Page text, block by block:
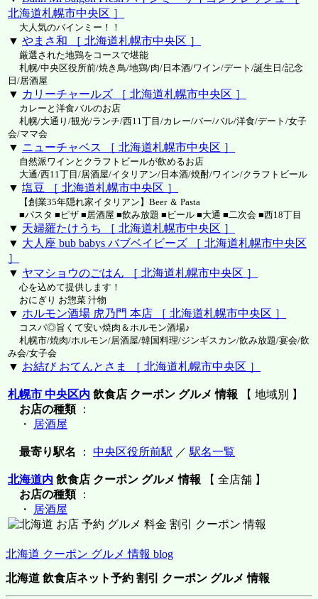
北海道札幌市中央区 ］
大人気のバインミー！！
▼ やまさ和 ［ 北海道札幌市中央区 ］
厳選された地鶏をコースで堪能
札幌/中央区役所前/焼き鳥/地鶏/肉/日本酒/ワイン/デート/誕生日/記念
日/居酒屋
▼ カリーチャールズ ［ 北海道札幌市中央区 ］
カレーと洋食バルのお店
札幌/大通り/観光/ランチ/西11丁目/カレー/バー/バル/洋食/デート/女子
会/ママ会
▼ ニューチャベス ［ 北海道札幌市中央区 ］
自然派ワインとクラフトビールが飲めるお店
大通/西11丁目/居酒屋/イタリアン/日本酒/焼酎/ワイン/クラフトビール
▼ 塩豆 ［ 北海道札幌市中央区 ］
【創業35年隠れ家イタリアン】Beer ＆ Pasta
■パスタ ■ピザ ■居酒屋 ■飲み放題 ■ビール ■大通 ■二次会 ■西18丁目
▼ 天婦羅たけうち ［ 北海道札幌市中央区 ］
▼ 大人座 bub babys バブベイビーズ ［ 北海道札幌市中央区
］
▼ ヤマショウのごはん ［ 北海道札幌市中央区 ］
心を込めて提供します！
おにぎり お惣菜 汁物
▼ ホルモン酒場 虎乃門 本店 ［ 北海道札幌市中央区 ］
コスパ◎旨くて安い焼肉＆ホルモン酒場♪
札幌市/焼肉/ホルモン/居酒屋/韓国料理/ジンギスカン/飲み放題/宴会/飲
み会/女子会
▼ お結び おてんとさま ［ 北海道札幌市中央区 ］
札幌市 中央区内 飲食店 クーポン グルメ 情報 【 地域別 】
お店の種類：
・
居酒屋
最寄り駅名 ： 中央区役所前駅 ／ 駅名一覧
北海道内 飲食店 クーポン グルメ 情報 【 全店舗 】
お店の種類：
・
居酒屋
北海道 クーポン グルメ 情報 blog
北海道 飲食店ネット予約 割引 クーポン グルメ 情報